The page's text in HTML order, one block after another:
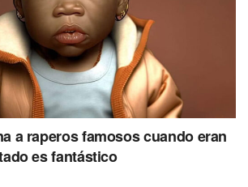
a raperos famosos cuando eran
es fantástico